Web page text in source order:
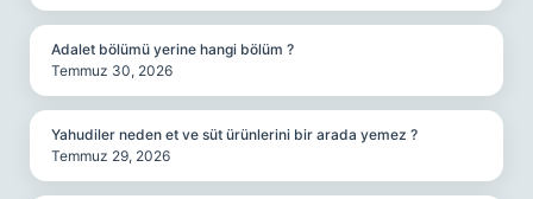
Adalet bölümü yerine hangi bölüm ?
Temmuz 30, 2026
Yahudiler neden et ve süt ürünlerini bir arada yemez ?
Temmuz 29, 2026